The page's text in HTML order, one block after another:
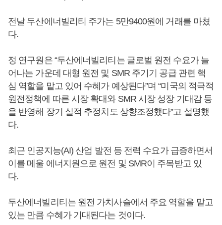
전날 두산에너빌리티 주가는 5만9400원에 거래를 마쳤
다.
정 연구원은 “두산에너빌리티는 글로벌 원전 수요가 늘
어나는 가운데 대형 원전 및 SMR 주기기 공급 관련 핵
심 역할을 맡고 있어 수혜가 예상된다”며 “미국의 적극적
원전정책에 따른 시장 확대와 SMR 시장 성장 기대감 등
을 반영해 장기 실적 추정치도 상향조정했다”고 설명했
다.
최근 인공지능(AI) 산업 발전 등 전력 수요가 급증하면서
이를 메울 에너지원으로 원전 및 SMR이 주목받고 있
다.
두산에너빌리티는 원전 가치사슬에서 주요 역할을 맡고
있는 만큼 수혜가 기대된다는 것이다.